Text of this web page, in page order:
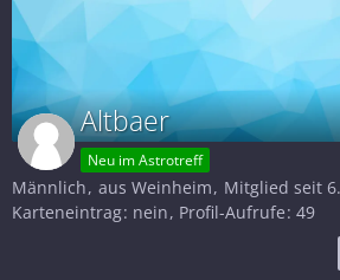
Altbaer
Neu im Astrotreff
Männlich aus Weinheim
Mitglied seit
Karteneintrag nein Profil-Aufrufe 49